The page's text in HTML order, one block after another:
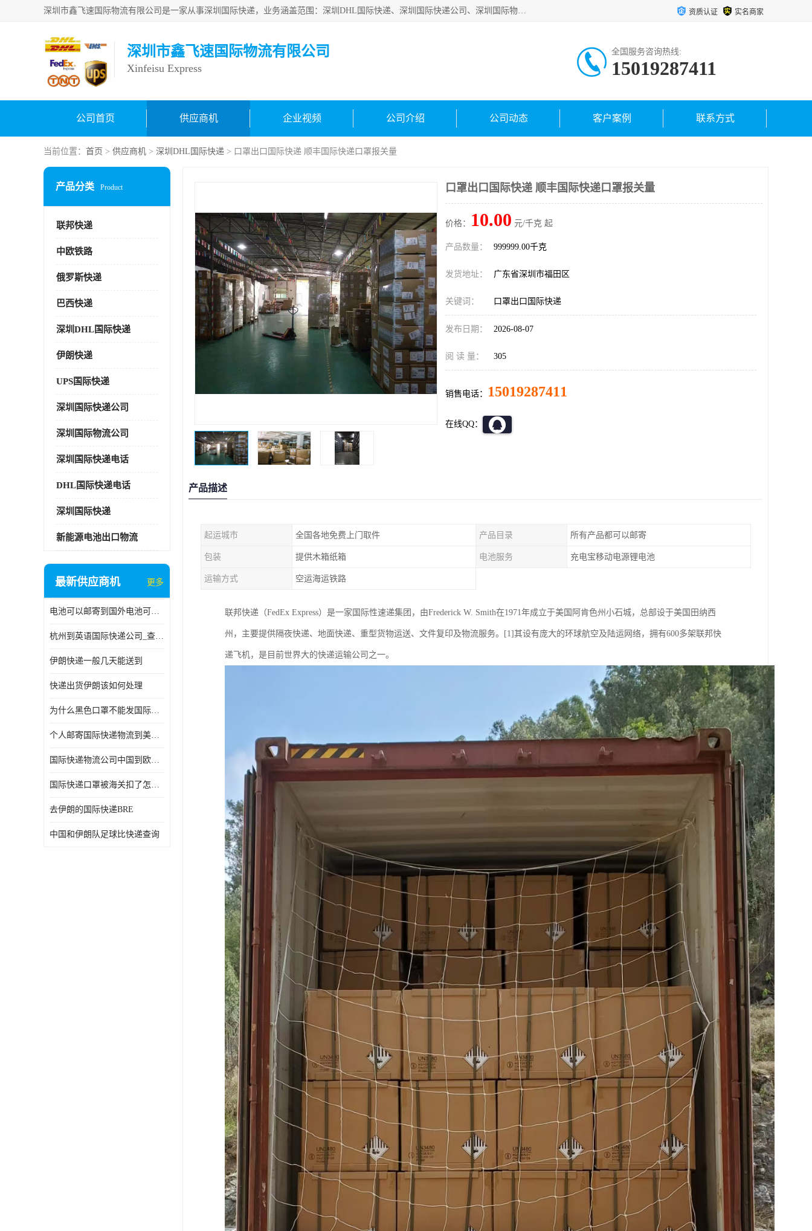
深圳市鑫飞速国际物流有限公司是一家从事深圳国际快递，业务涵盖范围：深圳DHL国际快递、深圳国际快递公司、深圳国际物流公司、深圳国际快递、深圳DHL国际快递电话可拨打全国服务热线：15019287411。欢迎各位亲来人来电到我司洽谈合作。 资质认证 实名商家
深圳市鑫飞速国际物流有限公司
Xinfeisu Express
全国服务咨询热线:
15019287411
公司首页 供应商机 企业视频 公司介绍 公司动态 客户案例 联系方式
当前位置： 首页 > 供应商机 > 深圳DHL国际快递 > 口罩出口国际快递 顺丰国际快递口罩报关量
产品分类 Product
联邦快递
中欧铁路
俄罗斯快递
巴西快递
深圳DHL国际快递
伊朗快递
UPS国际快递
深圳国际快递公司
深圳国际物流公司
深圳国际快递电话
DHL国际快递电话
深圳国际快递
新能源电池出口物流
最新供应商机 更多
电池可以邮寄到国外电池可以发国际物流手机电池可以邮寄到国外
杭州到英语国际快递公司_查国际快递
伊朗快递一般几天能送到
快递出货伊朗该如何处理
为什么黑色口罩不能发国际快递 国际寄口罩快递需要填写信息
个人邮寄国际快递物流到美加墨西哥英国比利时荷兰波兰意大利
国际快递物流公司中国到欧洲英国法国德国能寄铁路空运海运
国际快递口罩被海关扣了怎么办
去伊朗的国际快递BRE
中国和伊朗队足球比快递查询
口罩出口国际快递 顺丰国际快递口罩报关量
价格： 10.00 元/千克 起
产品数量： 999999.00千克
发货地址： 广东省深圳市福田区
关键词： 口罩出口国际快递
发布日期： 2026-08-07
阅 读 量： 305
销售电话： 15019287411
在线QQ：
产品描述
起运城市 全国各地免费上门取件 产品目录 所有产品都可以邮寄
包装 提供木箱纸箱 电池服务 充电宝移动电源锂电池
运输方式 空运海运铁路
联邦快递（FedEx Express）是一家国际性速递集团，由Frederick W. Smith在1971年成立于美国阿肯色州小石城，总部设于美国田纳西
州，主要提供隔夜快递、地面快递、重型货物运送、文件复印及物流服务。[1]其设有庞大的环球航空及陆运网络，拥有600多架联邦快
递飞机，是目前世界大的快递运输公司之一。